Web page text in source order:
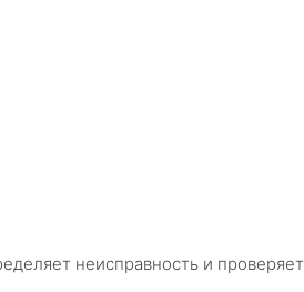
неисправность и проверяет